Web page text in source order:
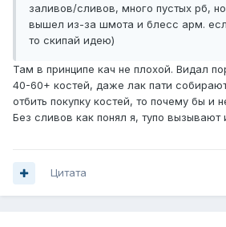
заливов/сливов, много пустых рб,
вышел из-за шмота и блесс арм.
то скипай идею)
Там в принципе кач не плохой. Видал
40-60+ костей, даже лак пати
отбить покупку костей, то почему бы и
Без сливов как понял я, тупо вызывают
Цитата